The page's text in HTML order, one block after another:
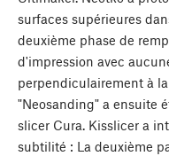
surfaces supérieures
deuxième phase de
d'impression avec
perpendiculairement à
"Neosanding" a ensuite
slicer Cura. Kisslicer a
subtilité : La deuxième